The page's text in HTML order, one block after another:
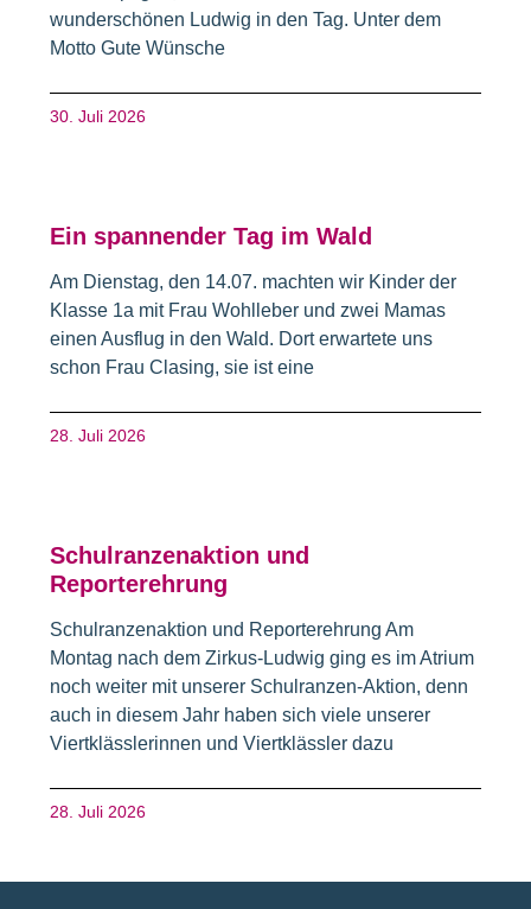
wunderschönen Ludwig in den Tag. Unter dem
Motto Gute Wünsche
30. Juli 2026
Ein spannender Tag im Wald
Am Dienstag, den 14.07. machten wir Kinder der
Klasse 1a mit Frau Wohlleber und zwei Mamas
einen Ausflug in den Wald. Dort erwartete uns
schon Frau Clasing, sie ist eine
28. Juli 2026
Schulranzenaktion und
Reporterehrung
Schulranzenaktion und Reporterehrung Am
Montag nach dem Zirkus-Ludwig ging es im Atrium
noch weiter mit unserer Schulranzen-Aktion, denn
auch in diesem Jahr haben sich viele unserer
Viertklässlerinnen und Viertklässler dazu
28. Juli 2026
Fusszeile